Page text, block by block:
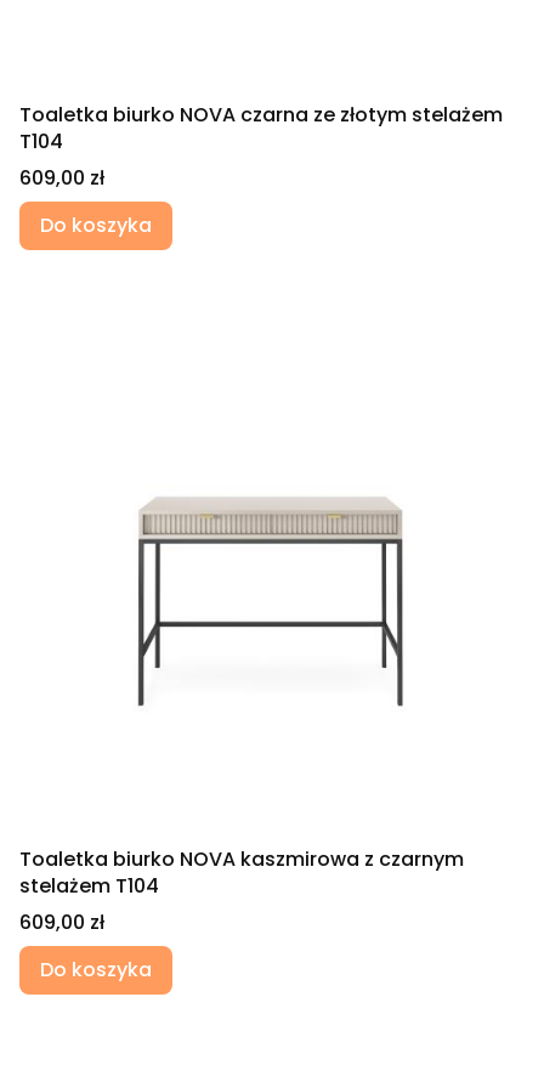
Toaletka biurko NOVA czarna ze złotym stelażem
T104
Cena
609,00 zł
Do koszyka
Toaletka biurko NOVA kaszmirowa z czarnym
stelażem T104
Cena
609,00 zł
Do koszyka